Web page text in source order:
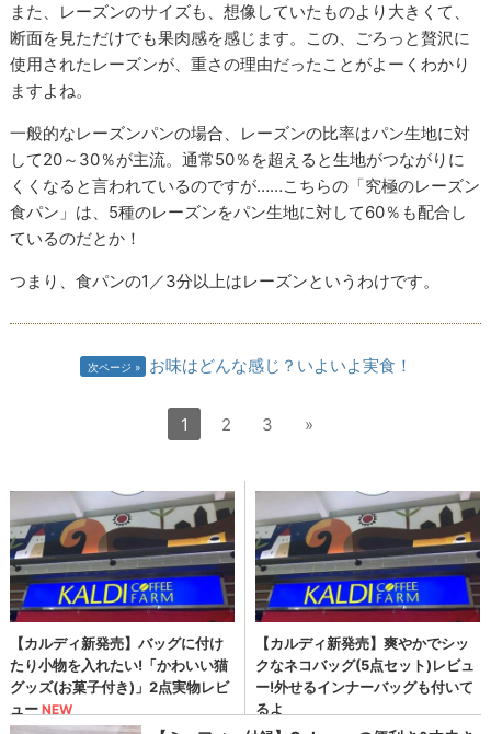
また、レーズンのサイズも、想像していたものより大きくて、
断面を見ただけでも果肉感を感じます。この、ごろっと贅沢に
使用されたレーズンが、重さの理由だったことがよーくわかり
ますよね。
一般的なレーズンパンの場合、レーズンの比率はパン生地に対
して20～30％が主流。通常50％を超えると生地がつながりに
くくなると言われているのですが……こちらの「究極のレーズン
食パン」は、5種のレーズンをパン生地に対して60％も配合し
ているのだとか！
つまり、食パンの1／3分以上はレーズンというわけです。
次ページ お味はどんな感じ？いよいよ実食！
1 2 3 »